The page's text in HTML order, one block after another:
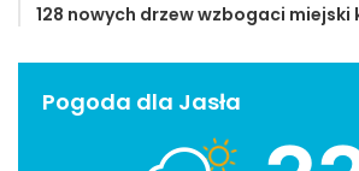
128 nowych drzew wzbogaci miejski
Pogoda dla Jasła